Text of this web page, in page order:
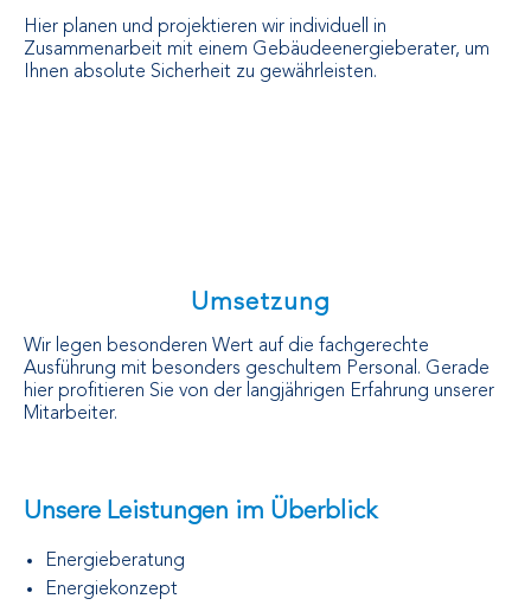
Hier planen und projektieren wir individuell in
Zusammenarbeit mit einem Gebäudeenergieberater, um
Ihnen absolute Sicherheit zu gewährleisten.
Umsetzung
Wir legen besonderen Wert auf die fachgerechte
Ausführung mit besonders geschultem Personal. Gerade
hier profitieren Sie von der langjährigen Erfahrung unserer
Mitarbeiter.
Unsere Leistungen im Überblick
Energieberatung
Energiekonzept